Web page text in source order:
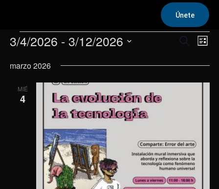
Únete
Eventos
de
Buscar
de
Lista
3/4/2026 - 3/12/2026
la
marzo 2026
MIÉ
4